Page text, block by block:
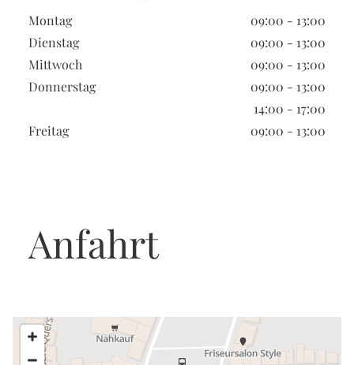
Montag
09:00 - 13:00
Dienstag
09:00 - 13:00
Mittwoch
09:00 - 13:00
Donnerstag
09:00 - 13:00
14:00 - 17:00
Freitag
09:00 - 13:00
Anfahrt